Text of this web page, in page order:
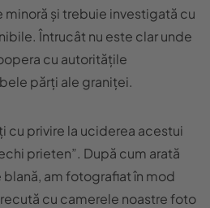
minoră și trebuie investigată cu
Întrucât nu este clar unde
cu autoritățile
părți ale graniței.
cu privire la uciderea acestui
prieten”. După cum arată
am fotografiat în mod
cu camerele noastre foto